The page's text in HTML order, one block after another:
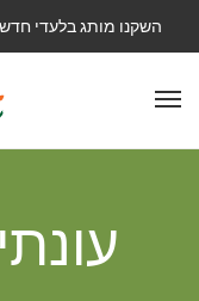
השקנו מותג בלעדי חדש